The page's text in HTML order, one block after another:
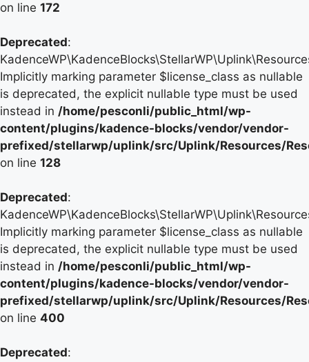
on line 172
Deprecated:
Implicitly marking parameter $license_class as nullable
is deprecated, the explicit nullable type must be used
instead in /home/pesconli/public_html/wp-
content/plugins/kadence-blocks/vendor/vendor-
prefixed/stellarwp/uplink/src/Uplink/Resources/
on line 128
Deprecated:
Implicitly marking parameter $license_class as nullable
is deprecated, the explicit nullable type must be used
instead in /home/pesconli/public_html/wp-
content/plugins/kadence-blocks/vendor/vendor-
prefixed/stellarwp/uplink/src/Uplink/Resources/
on line 400
Deprecated: